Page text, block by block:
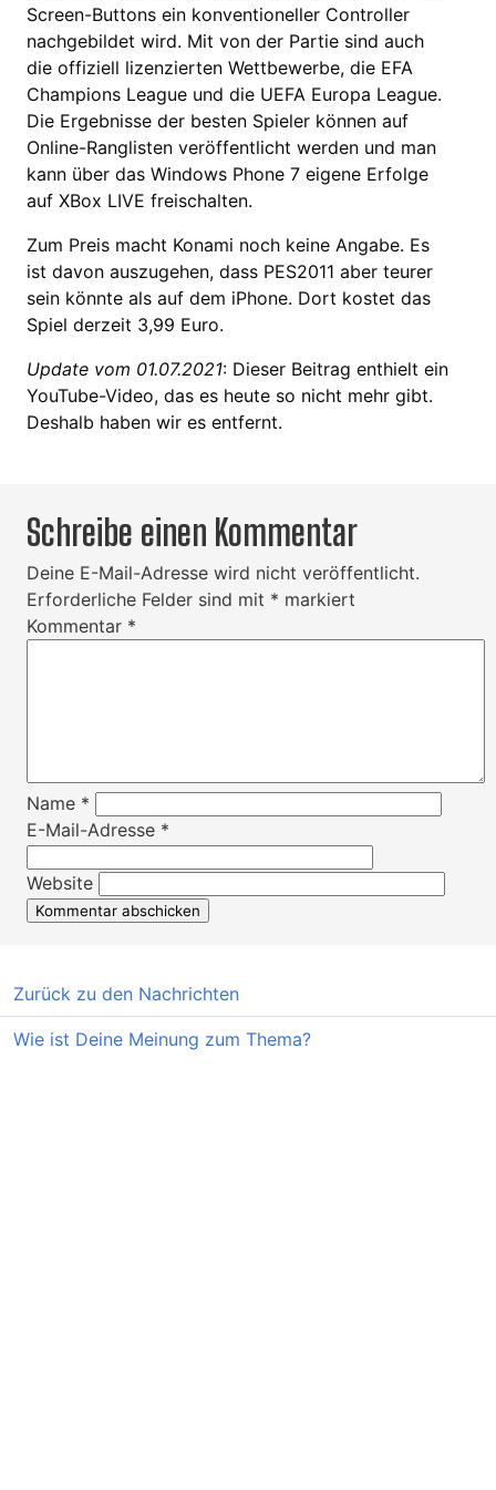
Screen-Buttons ein konventioneller Controller
nachgebildet wird. Mit von der Partie sind auch
die offiziell lizenzierten Wettbewerbe, die EFA
Champions League und die UEFA Europa League.
Die Ergebnisse der besten Spieler können auf
Online-Ranglisten veröffentlicht werden und man
kann über das Windows Phone 7 eigene Erfolge
auf XBox LIVE freischalten.
Zum Preis macht Konami noch keine Angabe. Es
ist davon auszugehen, dass PES2011 aber teurer
sein könnte als auf dem iPhone. Dort kostet das
Spiel derzeit 3,99 Euro.
Update vom 01.07.2021: Dieser Beitrag enthielt ein
YouTube-Video, das es heute so nicht mehr gibt.
Deshalb haben wir es entfernt.
Schreibe einen Kommentar
Deine E-Mail-Adresse wird nicht veröffentlicht.
Erforderliche Felder sind mit * markiert
Kommentar *
Name *
E-Mail-Adresse *
Website
Zurück zu den Nachrichten
Wie ist Deine Meinung zum Thema?